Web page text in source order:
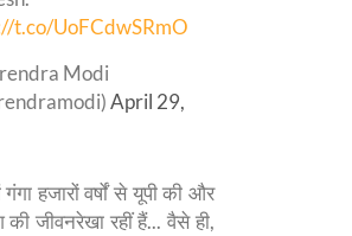
t.co/UoFCdwSRmO
Modi
April 29,
हजारों वर्षों से यूपी की और
जीवनरेखा रहीं हैं... वैसे ही,